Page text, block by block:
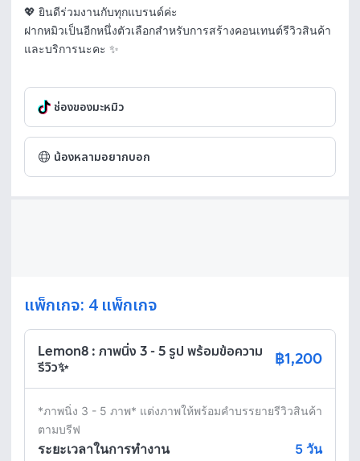
💖 ยินดีร่วมงานกับทุกแบรนด์ค่ะ
ฝากหมิวเป็นอีกหนึ่งตัวเลือกสำหรับการสร้างคอนเทนต์รีวิวสินค้า
และบริการนะคะ ✨
ช่องของมะหมิว
น้องหลามอยากบอก
แพ็กเกจ: 4 แพ็กเกจ
Lemon8 : ภาพนิ่ง 3 - 5 รูป พร้อมข้อความ
รีวิว✨
฿1,200
*ภาพนิ่ง 3 - 5 ภาพ* แต่งภาพให้พร้อมคำบรรยายรีวิวสินค้า
ตามบรีฟ
ระยะเวลาในการทำงาน 5 วัน